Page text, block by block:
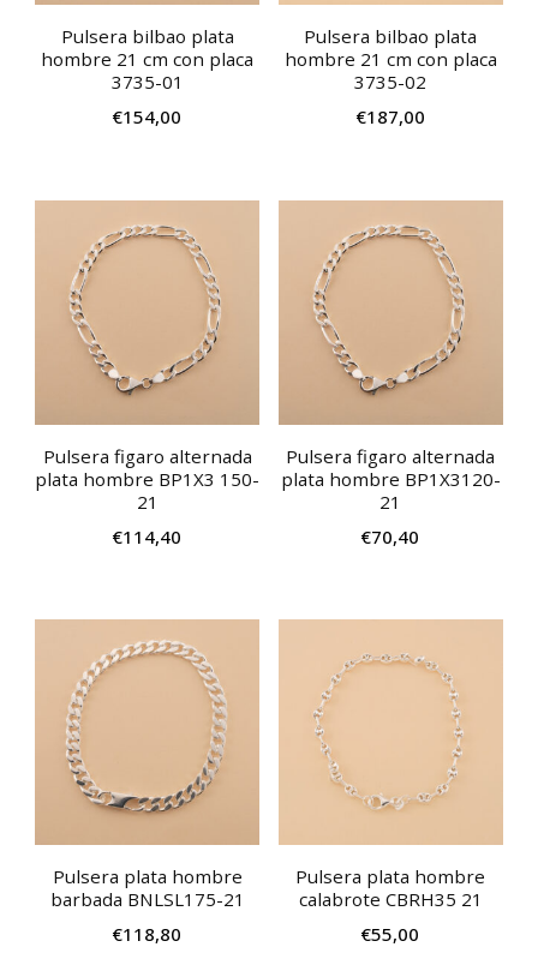
Pulsera bilbao plata
hombre 21 cm con placa
3735-01
€154,00
Pulsera bilbao plata
hombre 21 cm con placa
3735-02
€187,00
Pulsera figaro alternada
plata hombre BP1X3 150-
21
€114,40
Pulsera figaro alternada
plata hombre BP1X3120-
21
€70,40
Pulsera plata hombre
barbada BNLSL175-21
€118,80
Pulsera plata hombre
calabrote CBRH35 21
€55,00